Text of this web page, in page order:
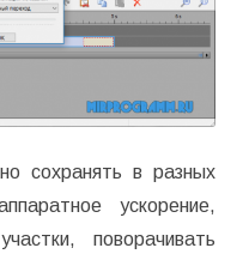
сохранять в разных
ускорение,
поворачивать